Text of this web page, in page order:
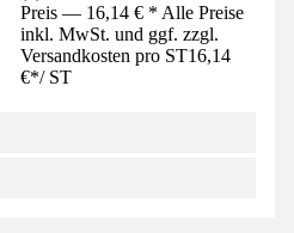
Preis — 16,14 € * Alle Preise
inkl. MwSt. und ggf. zzgl.
Versandkosten pro ST16,14
€*/ ST